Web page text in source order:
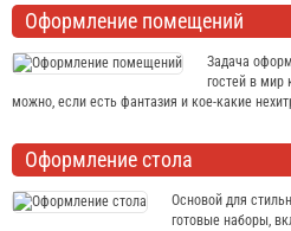
Оформление помещений
Задача
гостей в мир
можно, если есть фантазия и кое-какие
Оформление стола
Основой для
готовые наборы,